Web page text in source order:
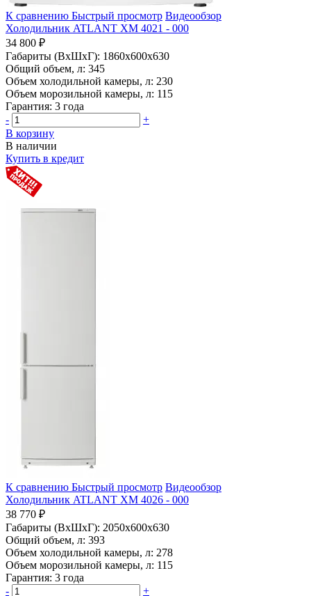
К сравнению Быстрый просмотр Видеообзор
Холодильник ATLANT ХМ 4021 - 000
34 800 ₽
Габариты (ВхШхГ): 1860x600x630
Общий объем, л: 345
Объем холодильной камеры, л: 230
Объем морозильной камеры, л: 115
Гарантия: 3 года
-
+
В корзину
В наличии
Купить в кредит
К сравнению Быстрый просмотр Видеообзор
Холодильник ATLANT ХМ 4026 - 000
38 770 ₽
Габариты (ВхШхГ): 2050x600x630
Общий объем, л: 393
Объем холодильной камеры, л: 278
Объем морозильной камеры, л: 115
Гарантия: 3 года
-
+